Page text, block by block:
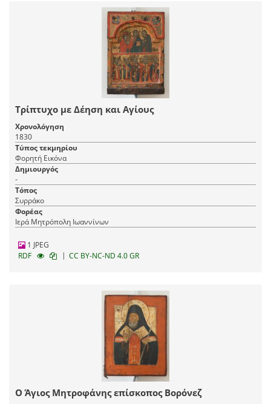
Τρίπτυχο με Δέηση και Αγίους
Χρονολόγηση
1830
Τύπος τεκμηρίου
Φορητή Εικόνα
Δημιουργός
-
Τόπος
Συρράκο
Φορέας
Ιερά Μητρόπολη Ιωαννίνων
1 JPEG
RDF
| CC BY-NC-ND 4.0 GR
Ο Άγιος Μητροφάνης επίσκοπος Βορόνεζ